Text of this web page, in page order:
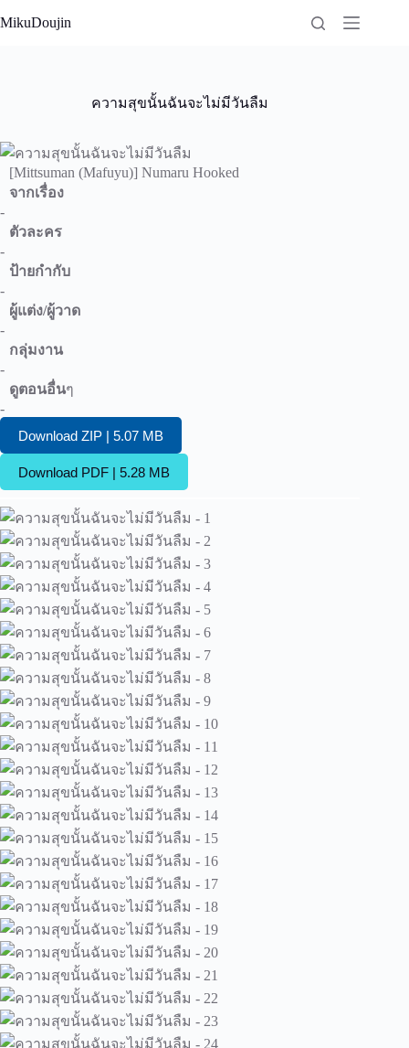
to
MikuDoujin
ความสุขนั้นฉันจะไม่มีวันลืม
[Mittsuman (Mafuyu)] Numaru Hooked
จากเรื่อง
-
ตัวละคร
-
ป้ายกำกับ
-
ผู้แต่ง/ผู้วาด
-
กลุ่มงาน
-
ดูตอนอื่นๆ
-
Download ZIP | 5.07 MB
Download PDF | 5.28 MB